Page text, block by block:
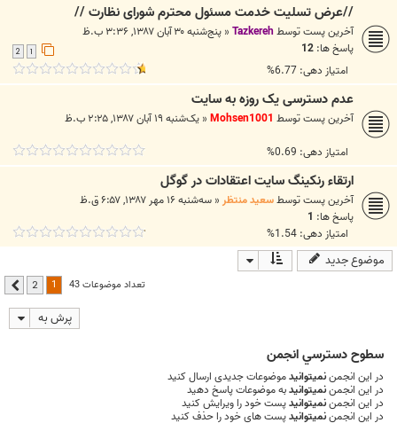
//عرض تسلیت خدمت مسئول محترم شورای نظارت //
آخرین پست توسطTazkereh
« پنج‌شنبه ۳۰ آبان ۱۳۸۷, ۳:۳۶ ب.ظ
پاسخ ها: 12
امتیاز دهی: 6.77%
عدم دسترسی یک روزه به سایت
آخرین پست توسطMohsen1001
« یک‌شنبه ۱۹ آبان ۱۳۸۷, ۲:۲۵ ب.ظ
امتیاز دهی: 0.69%
ارتقاء رنکینگ سایت اعتقادات در گوگل
آخرین پست توسطسعید منتظر« سه‌شنبه ۱۶ مهر ۱۳۸۷, ۶:۵۷ ق.ظ
پاسخ ها: 1
امتیاز دهی: 1.54%
موضوع جدید
تعداد موضوعات 43 2 بعدی
پرش به
سطوح دسترسي انجمن
در این انجمننمیتوانیدموضوعات جدیدی ارسال کنید
در این انجمننمیتوانیدبه موضوعات پاسخ دهید
در این انجمننمیتوانیدپست خود را ویرایش کنید
در این انجمننمیتوانیدپست های خود را حذف کنید